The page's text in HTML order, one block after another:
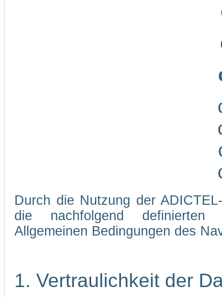
Durch die Nutzung der
die nachfolgend definierten
Allgemeinen Bedingungen des
1. Vertraulichkeit der